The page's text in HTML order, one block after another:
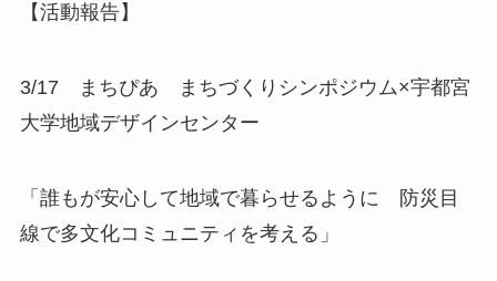
【活動報告】
3/17 まちぴあ まちづくりシンポジウム×宇都宮
大学地域デザインセンター
「誰もが安心して地域で暮らせるように 防災目
線で多文化コミュニティを考える」